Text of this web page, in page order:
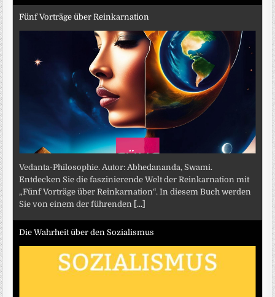
Fünf Vorträge über Reinkarnation
Vedanta-Philosophie. Autor: Abhedananda, Swami.
Entdecken Sie die faszinierende Welt der Reinkarnation mit
„Fünf Vorträge über Reinkarnation“. In diesem Buch werden
Sie von einem der führenden
[...]
Die Wahrheit über den Sozialismus